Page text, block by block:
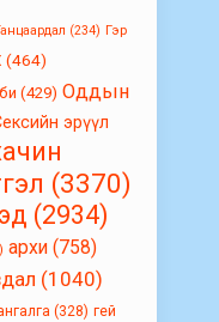
(234) Гэр
(464)
(429) Оддын
эрүүл
(3370)
(2934)
архи (758)
(1040)
(328) гей